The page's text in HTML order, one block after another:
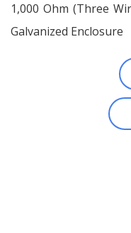
1,000 Ohm (Three
Galvanized Enclosure